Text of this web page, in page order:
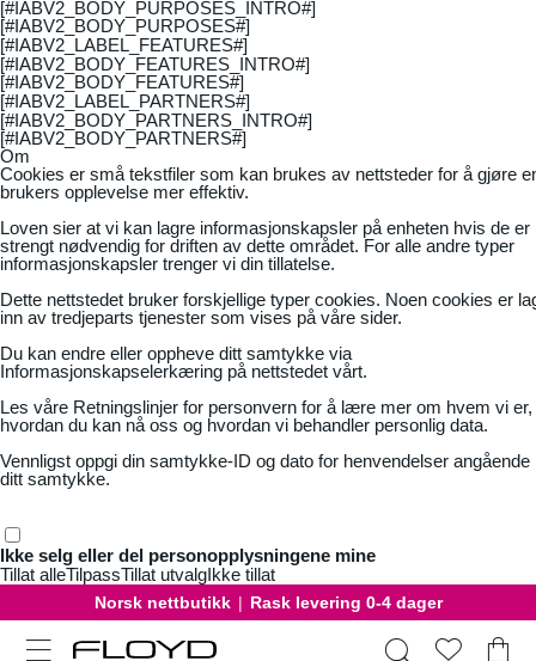
[#IABV2_BODY_PURPOSES_INTRO#]
[#IABV2_BODY_PURPOSES#]
[#IABV2_LABEL_FEATURES#]
[#IABV2_BODY_FEATURES_INTRO#]
[#IABV2_BODY_FEATURES#]
[#IABV2_LABEL_PARTNERS#]
[#IABV2_BODY_PARTNERS_INTRO#]
[#IABV2_BODY_PARTNERS#]
Om
Cookies er små tekstfiler som kan brukes av nettsteder for å gjøre
brukers opplevelse mer effektiv.
Loven sier at vi kan lagre informasjonskapsler på enheten hvis de er
strengt nødvendig for driften av dette området. For alle andre typer
informasjonskapsler trenger vi din tillatelse.
Dette nettstedet bruker forskjellige typer cookies. Noen cookies er
inn av tredjeparts tjenester som vises på våre sider.
Du kan endre eller oppheve ditt samtykke via
Informasjonskapselerkæring på nettstedet vårt.
Les våre Retningslinjer for personvern for å lære mer om hvem vi er,
hvordan du kan nå oss og hvordan vi behandler personlig data.
Vennligst oppgi din samtykke-ID og dato for henvendelser angående
ditt samtykke.
Ikke selg eller del personopplysningene mine
Tillat alleTilpassTillat utvalgIkke tillat
Norsk nettbutikk | Rask levering 0-4 dager